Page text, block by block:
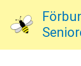
innehåll